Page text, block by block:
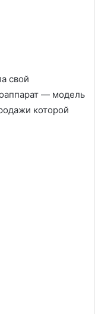
свой
— модель
которой